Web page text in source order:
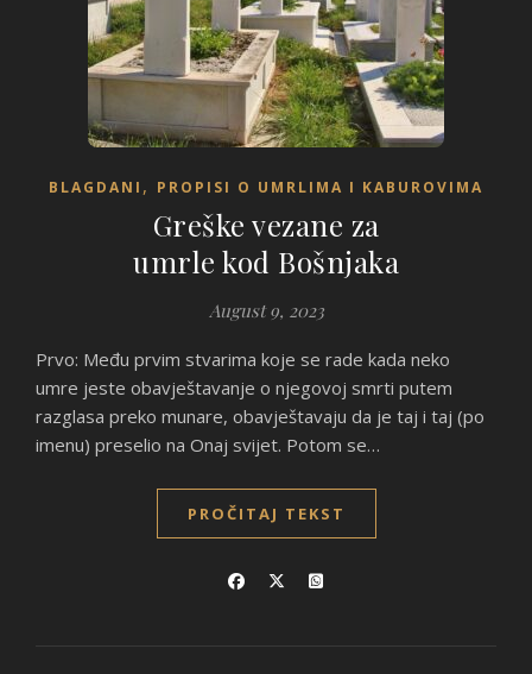
BLAGDANI , PROPISI O UMRLIMA I KABUROVIMA
Greške vezane za
umrle kod Bošnjaka
August 9, 2023
Prvo: Među prvim stvarima koje se rade kada neko
umre jeste obavještavanje o njegovoj smrti putem
razglasa preko munare, obavještavaju da je taj i taj (po
imenu) preselio na Onaj svijet. Potom se…
PROČITAJ TEKST